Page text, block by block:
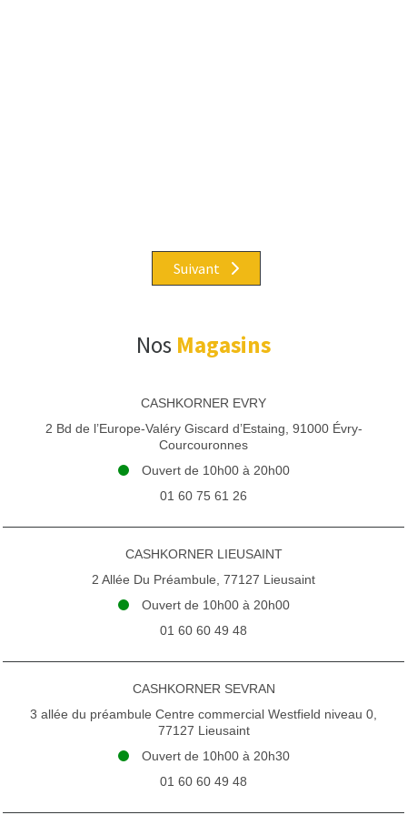
Suivant
Nos Magasins
CASHKORNER EVRY
2 Bd de l’Europe-Valéry Giscard d’Estaing, 91000 Évry-
Courcouronnes
Ouvert de 10h00 à 20h00
01 60 75 61 26
CASHKORNER LIEUSAINT
2 Allée Du Préambule, 77127 Lieusaint
Ouvert de 10h00 à 20h00
01 60 60 49 48
CASHKORNER SEVRAN
3 allée du préambule Centre commercial Westfield niveau 0,
77127 Lieusaint
Ouvert de 10h00 à 20h30
01 60 60 49 48